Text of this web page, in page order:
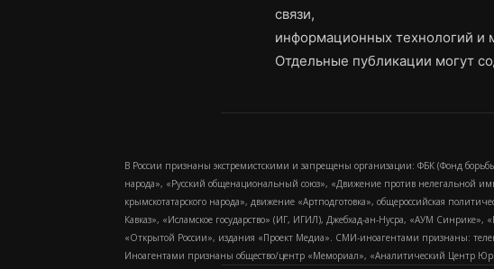
связи,
информационных технологий и
Отдельные публикации могут
В России признаны экстремистскими и запрещены организации: ФБК (Фонд
народа», «Русский общенациональный союз», «Движение против
крымскотатарского народа», движение «Артподготовка», общероссийская
Кавказ», «Исламское государство» (ИГ, ИГИЛ), Джебхад-ан-Нусра, «АУМ
«Открытой России», издания «Проект Медиа». СМИ-иноагентами признаны:
Иноагентами признаны общество/центр «Мемориал», «Аналитический Центр